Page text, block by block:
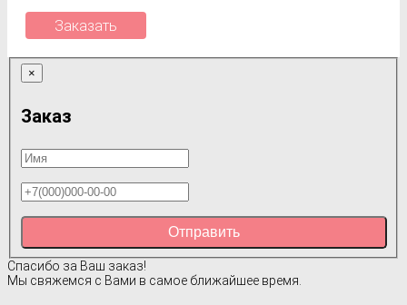
Заказать
×
Заказ
Отправить
Спасибо за Ваш заказ!
Мы свяжемся с Вами в самое ближайшее время.